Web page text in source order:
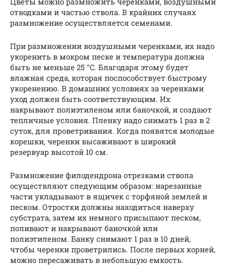
отводками и частью ствола. В крайних случаях
размножение осуществляется семенами.
При размножении воздушными черенками, их надо
укоренить в мокром песке и температура должна
быть не меньше 25 °C. Благодаря этому будет
влажная среда, которая поспособствует быстрому
укоренению. В домашних условиях за черенками
уход должен быть соответствующим. Их
накрывают полиэтиленом или баночкой, и создают
тепличные условия. Пленку надо снимать 1 раз в 2
суток, для проветривания. Когда появятся молодые
корешки, черенки высаживают в широкий
резервуар высотой 10 см.
Размножение филодендрона отрезками ствола
осуществляют следующим образом: нарезанные
части укладывают в ящичек с торфяной землей и
песком. Отростки должны находиться наверху
субстрата, затем их немного присыпают песком,
поливают и накрывают баночкой или
полиэтиленом. Банку снимают 1 раз в 10 дней,
чтобы черенки проветрились. После первых корней,
можно пересаживать в небольшую емкость.